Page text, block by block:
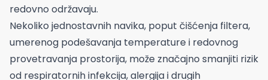
redovno održavaju.
Nekoliko jednostavnih navika, poput čišćenja filtera,
umerenog podešavanja temperature i redovnog
provetravanja prostorija, može značajno smanjiti rizik
od respiratornih infekcija, alergija i drugih